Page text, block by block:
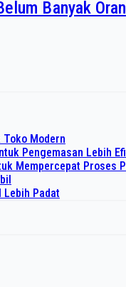
Banyak
Modern
Pengemasan Lebih
Mempercepat Proses
Padat